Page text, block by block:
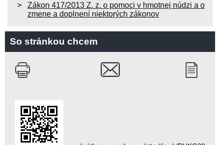
Zákon 417/2013 Z. z. o pomoci v hmotnej núdzi a o
zmene a doplnení niektorých zákonov
So stránkou chcem